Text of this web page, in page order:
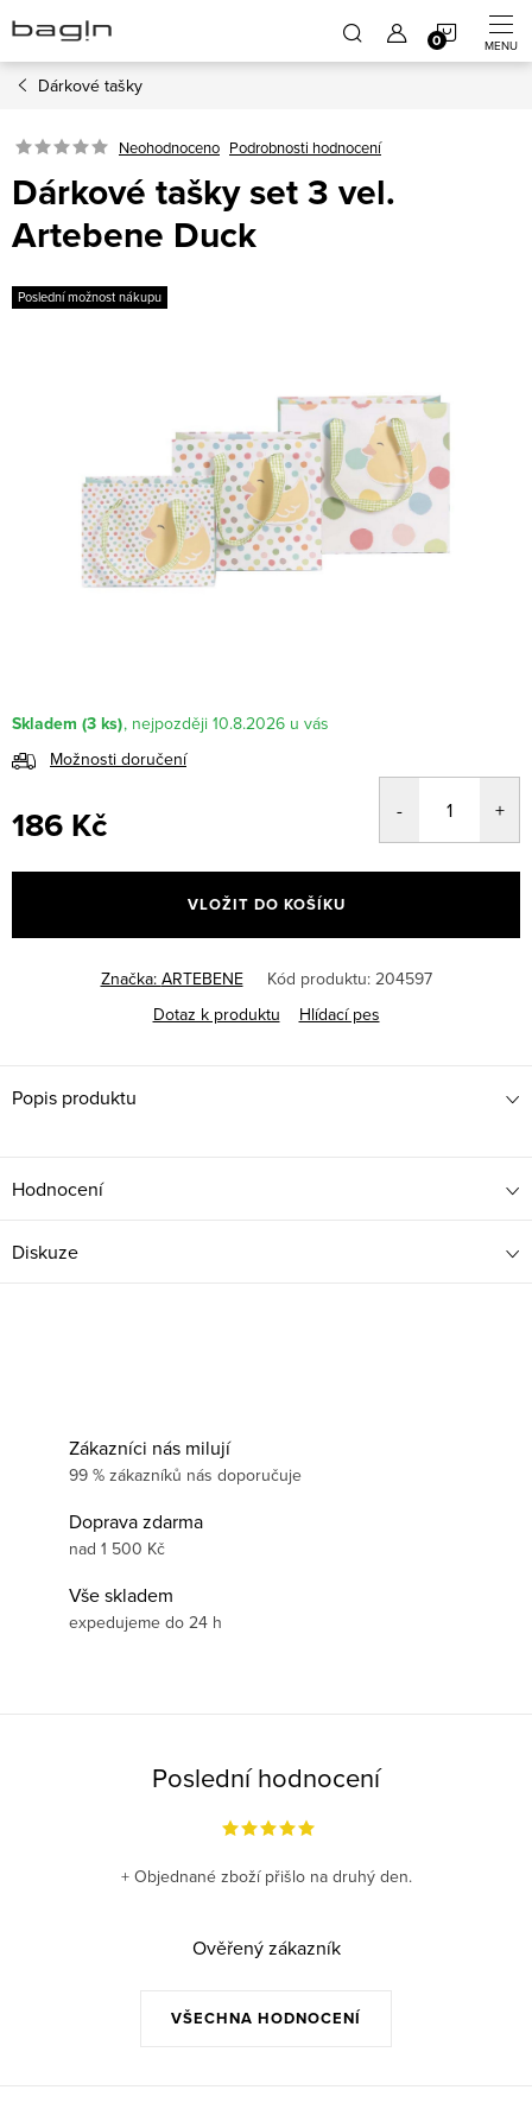
na
obsah
Dárkové tašky
Neohodnoceno Podrobnosti hodnocení
Dárkové tašky set 3 vel.
Artebene Duck
Poslední možnost nákupu
Skladem (3 ks)
10.8.2026
Možnosti doručení
186 Kč
cena:
VLOŽIT DO KOŠÍKU
Značka: ARTEBENE Kód produktu: 204597
Dotaz k produktu
Hlídací pes
Popis produktu
Hodnocení
Diskuze
Zákazníci nás milují
99 % zákazníků nás doporučuje
Doprava zdarma
nad 1 500 Kč
Vše skladem
expedujeme do 24 h
Poslední hodnocení
VŠECHNA HODNOCENÍ
+ Objednané zboží přišlo na druhý den.
Ověřený zákazník